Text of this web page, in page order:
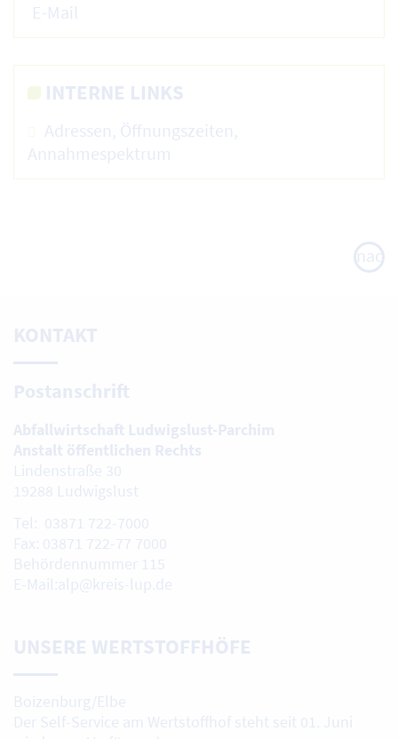
E-Mail
INTERNE LINKS
Adressen, Öffnungszeiten,
Annahmespektrum
nach
oben
KONTAKT
Postanschrift
Abfallwirtschaft Ludwigslust-Parchim
Anstalt öffentlichen Rechts
Lindenstraße 30
19288 Ludwigslust
Tel: 03871 722-7000
Fax: 03871 722-77 7000
Behördennummer 115
E-Mail:alp@kreis-lup.de
UNSERE WERTSTOFFHÖFE
Boizenburg/Elbe
Der Self-Service am Wertstoffhof steht seit 01. Juni